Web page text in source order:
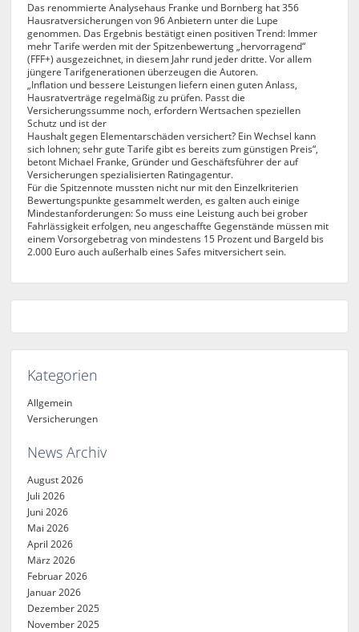
Das renommierte Analysehaus Franke und Bornberg hat 356
Hausratversicherungen von 96 Anbietern unter die Lupe
genommen. Das Ergebnis bestätigt einen positiven Trend: Immer
mehr Tarife werden mit der Spitzenbewertung „hervorragend“
(FFF+) ausgezeichnet, in diesem Jahr rund jeder dritte. Vor allem
jüngere Tarifgenerationen überzeugen die Autoren.
„Inflation und bessere Leistungen liefern einen guten Anlass,
Hausratverträge regelmäßig zu prüfen. Passt die
Versicherungssumme noch, erfordern Wertsachen speziellen
Schutz und ist der
Haushalt gegen Elementarschäden versichert? Ein Wechsel kann
sich lohnen; sehr gute Tarife gibt es bereits zum günstigen Preis“,
betont Michael Franke, Gründer und Geschäftsführer der auf
Versicherungen spezialisierten Ratingagentur.
Für die Spitzennote mussten nicht nur mit den Einzelkriterien
Bewertungspunkte gesammelt werden, es galten auch einige
Mindestanforderungen: So muss eine Leistung auch bei grober
Fahrlässigkeit erfolgen, neu angeschaffte Gegenstände müssen mit
einem Vorsorgebetrag von mindestens 15 Prozent und Bargeld bis
2.000 Euro auch außerhalb eines Safes mitversichert sein.
Kategorien
Allgemein
Versicherungen
News Archiv
August 2026
Juli 2026
Juni 2026
Mai 2026
April 2026
März 2026
Februar 2026
Januar 2026
Dezember 2025
November 2025